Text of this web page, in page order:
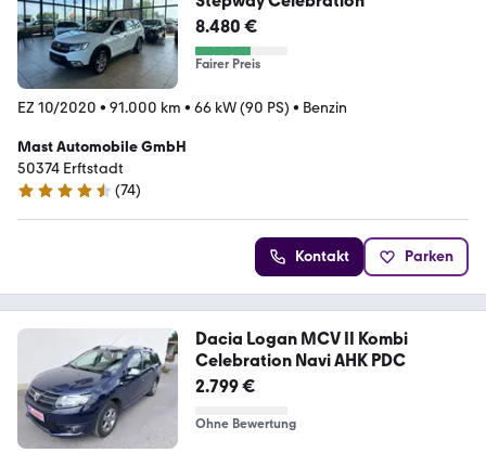
8.480 €
Fairer Preis
EZ 10/2020 • 91.000 km • 66 kW (90 PS) • Benzin
Mast Automobile GmbH
50374 Erftstadt
4.4 Sterne
(74)
Kontakt Parken
Dacia Logan MCV II Kombi
Celebration Navi AHK PDC
2.799 €
Ohne Bewertung